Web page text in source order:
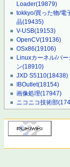
Loader(19879)
tokkyo/買った物/電
品(19435)
V-USB(19153)
OpenCV(19136)
OSx86(19106)
Linuxカーネル/バー
ン(18910)
JXD S5110(18438)
IBOutlet(18154)
画像処理(17947)
ニコニコ技術部